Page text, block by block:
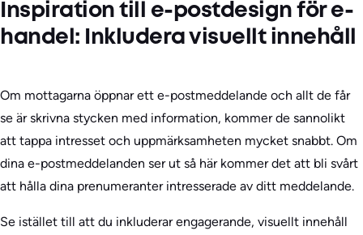
Inspiration till e-postdesign för e-
handel: Inkludera visuellt innehåll
Om mottagarna öppnar ett e-postmeddelande och allt de får
se är skrivna stycken med information, kommer de sannolikt
att tappa intresset och uppmärksamheten mycket snabbt. Om
dina e-postmeddelanden ser ut så här kommer det att bli svårt
att hålla dina prenumeranter intresserade av ditt meddelande.
Se istället till att du inkluderar engagerande, visuellt innehåll